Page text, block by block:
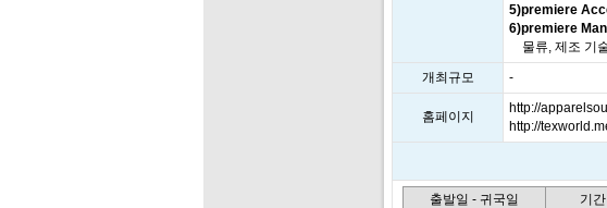
5)premiere
6)premiere
물류, 제조 기
개최규모
-
홈페이지
http://
http://
출발일 - 귀국일 기간